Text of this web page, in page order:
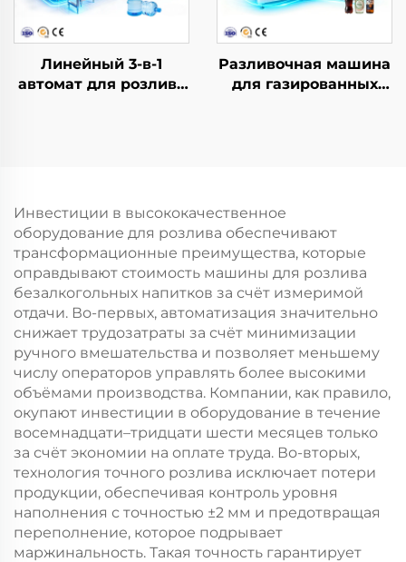
Линейный 3-в-1
автомат для розлива
Разливочная машина
для газированных
Инвестиции в высококачественное
оборудование для розлива обеспечивают
трансформационные преимущества, которые
оправдывают стоимость машины для розлива
безалкогольных напитков за счёт измеримой
отдачи. Во-первых, автоматизация значительно
снижает трудозатраты за счёт минимизации
ручного вмешательства и позволяет меньшему
числу операторов управлять более высокими
объёмами производства. Компании, как правило,
окупают инвестиции в оборудование в течение
восемнадцати–тридцати шести месяцев только
за счёт экономии на оплате труда. Во-вторых,
технология точного розлива исключает потери
продукции, обеспечивая контроль уровня
наполнения с точностью ±2 мм и предотвращая
переполнение, которое подрывает
маржинальность. Такая точность гарантирует